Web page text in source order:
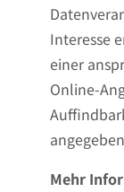
Interesse
einer
Online-
Mehr